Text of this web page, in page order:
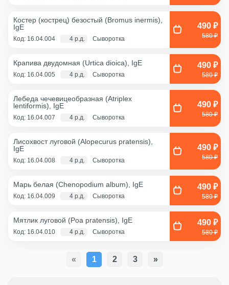
Костер (кострец) безостый (Bromus inermis),
IgE
Код: 16.04.004 4 р.д. Сыворотка
490 ₽
580 ₽
Крапива двудомная (Urtica dioica), IgE
Код: 16.04.005 4 р.д. Сыворотка
490 ₽
580 ₽
Лебеда чечевицеобразная (Atriplex
lentiformis), IgE
Код: 16.04.007 4 р.д. Сыворотка
490 ₽
580 ₽
Лисохвост луговой (Alopecurus pratensis),
IgE
Код: 16.04.008 4 р.д. Сыворотка
490 ₽
580 ₽
Марь белая (Chenopodium album), IgE
Код: 16.04.009 4 р.д. Сыворотка
490 ₽
580 ₽
Мятлик луговой (Poa pratensis), IgE
Код: 16.04.010 4 р.д. Сыворотка
490 ₽
580 ₽
« 1 2 3 »